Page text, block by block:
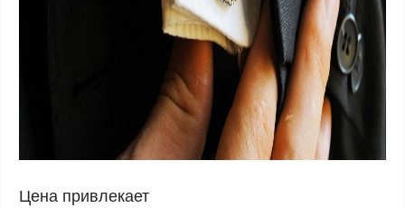
Цена привлекает